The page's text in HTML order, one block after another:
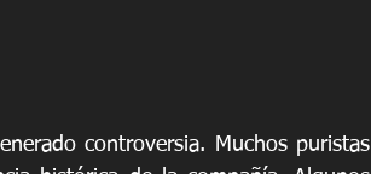
controversia. Muchos puristas